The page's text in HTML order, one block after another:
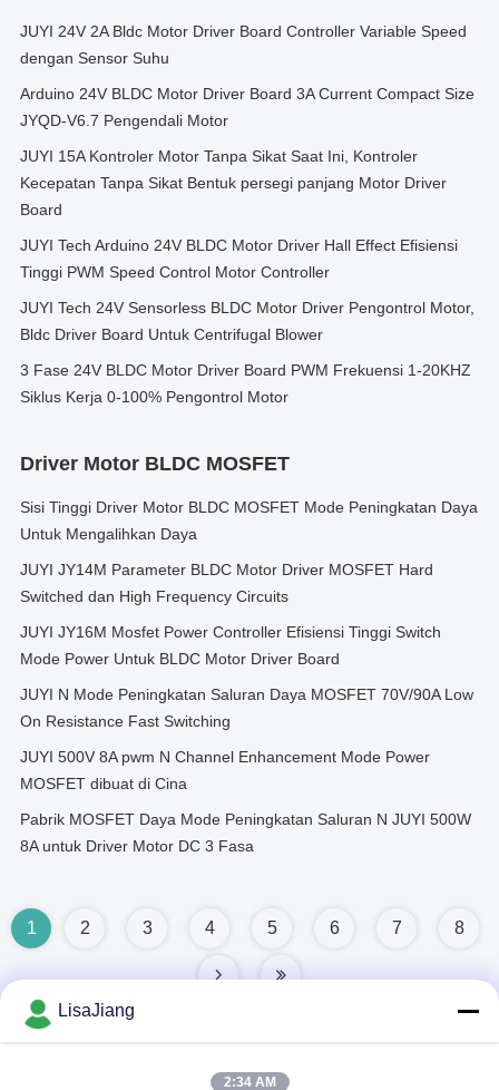
JUYI 24V 2A Bldc Motor Driver Board Controller Variable Speed
dengan Sensor Suhu
Arduino 24V BLDC Motor Driver Board 3A Current Compact Size
JYQD-V6.7 Pengendali Motor
JUYI 15A Kontroler Motor Tanpa Sikat Saat Ini, Kontroler
Kecepatan Tanpa Sikat Bentuk persegi panjang Motor Driver
Board
JUYI Tech Arduino 24V BLDC Motor Driver Hall Effect Efisiensi
Tinggi PWM Speed Control Motor Controller
JUYI Tech 24V Sensorless BLDC Motor Driver Pengontrol Motor,
Bldc Driver Board Untuk Centrifugal Blower
3 Fase 24V BLDC Motor Driver Board PWM Frekuensi 1-20KHZ
Siklus Kerja 0-100% Pengontrol Motor
Driver Motor BLDC MOSFET
Sisi Tinggi Driver Motor BLDC MOSFET Mode Peningkatan Daya
Untuk Mengalihkan Daya
JUYI JY14M Parameter BLDC Motor Driver MOSFET Hard
Switched dan High Frequency Circuits
JUYI JY16M Mosfet Power Controller Efisiensi Tinggi Switch
Mode Power Untuk BLDC Motor Driver Board
JUYI N Mode Peningkatan Saluran Daya MOSFET 70V/90A Low
On Resistance Fast Switching
JUYI 500V 8A pwm N Channel Enhancement Mode Power
MOSFET dibuat di Cina
Pabrik MOSFET Daya Mode Peningkatan Saluran N JUYI 500W
8A untuk Driver Motor DC 3 Fasa
1 2 3 4 5 6 7 8
LisaJiang
2:34 AM